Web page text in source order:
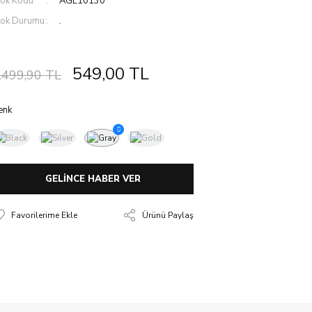
Durumu
.
TL 549,00 TL
GELİNCE HABER VER
Ürünü Paylaş